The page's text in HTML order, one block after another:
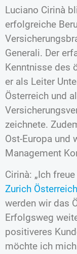
Luciano Cirinà
erfolgreiche
Generali. Der
Kenntnisse des
er als Leiter
Österreich und
zeichnete.
Ost-Europa und
Management
Cirinà: „Ich
Zurich Österreich
werden wir das
Erfolgsweg
positiveres
möchte ich